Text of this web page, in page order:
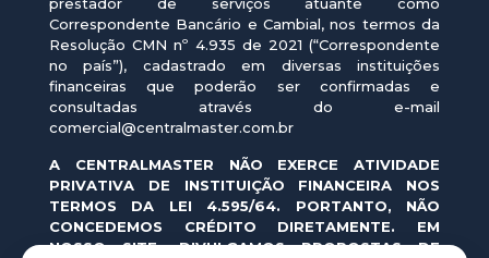
prestador de serviços atuante como
Correspondente Bancário e Cambial, nos termos da
Resolução CMN nº 4.935 de 2021 (“Correspondente
no país”), cadastrado em diversas instituições
financeiras que poderão ser confirmadas e
consultadas através do e-mail
comercial@centralmaster.com.br
A CENTRALMASTER NÃO EXERCE ATIVIDADE
PRIVATIVA DE INSTITUIÇÃO FINANCEIRA NOS
TERMOS DA LEI 4.595/64. PORTANTO, NÃO
CONCEDEMOS CRÉDITO DIRETAMENTE. EM
NOSSO SITE, DIVULGAMOS PROPOSTAS DE